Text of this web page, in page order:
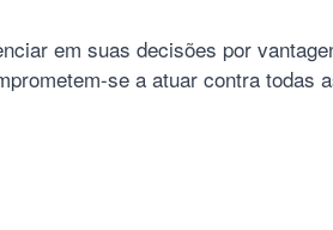
em suas decisões por
se a atuar contra